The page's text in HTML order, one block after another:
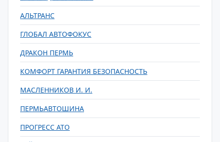
АЛЬТРАНС
ГЛОБАЛ АВТОФОКУС
ДРАКОН ПЕРМЬ
КОМФОРТ ГАРАНТИЯ БЕЗОПАСНОСТЬ
МАСЛЕННИКОВ И. И.
ПЕРМЬАВТОШИНА
ПРОГРЕСС АТО